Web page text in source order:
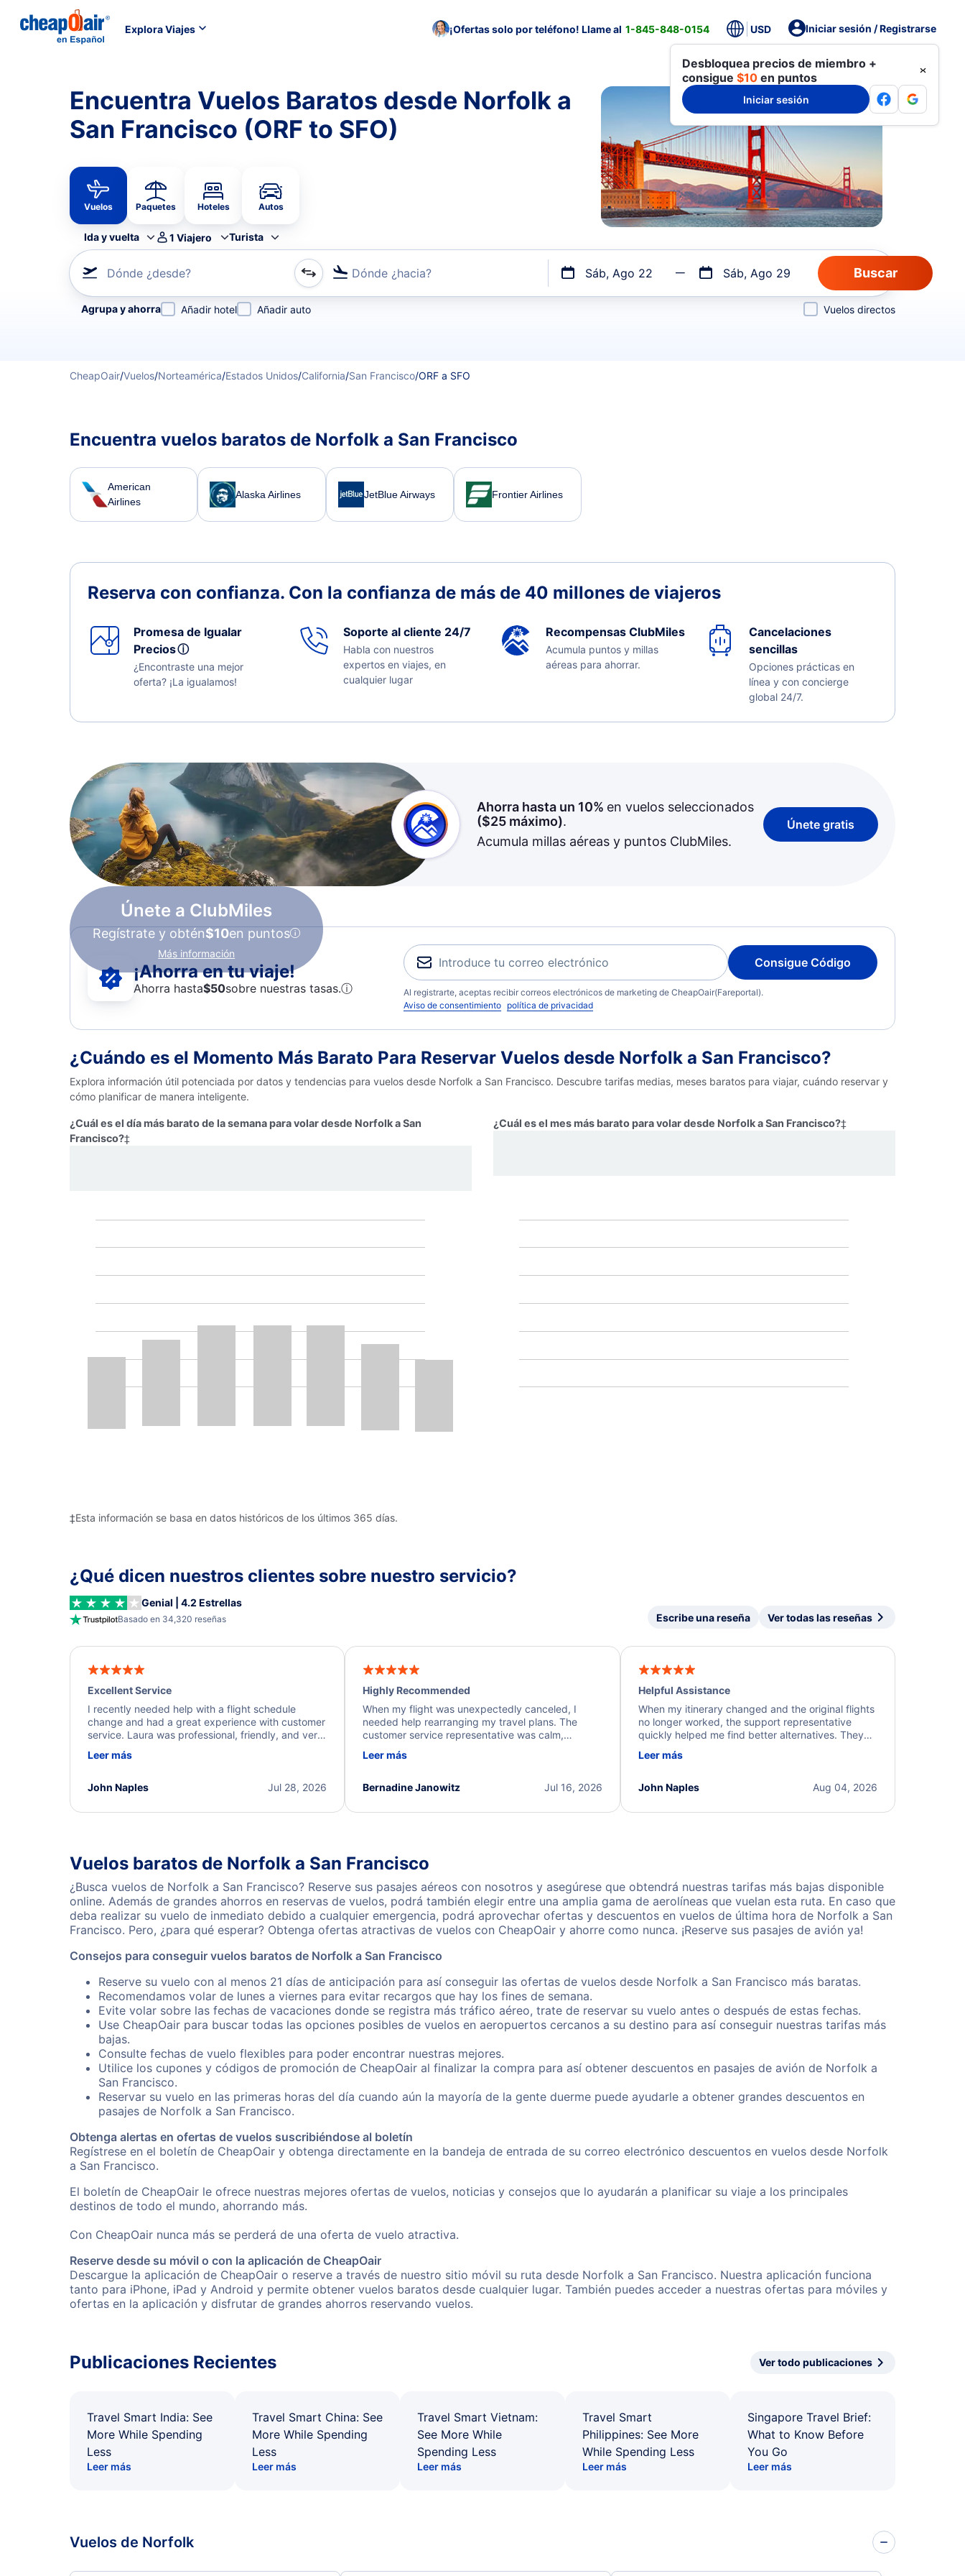
Explora Viajes ¡Ofertas solo por teléfono! Llame al 1-845-848-0154 USD Iniciar sesión / Registrarse
Desbloquea precios de miembro +
consigue $10 en puntos
Iniciar sesión
Encuentra Vuelos Baratos desde Norfolk a
San Francisco (ORF to SFO)
Vuelos Paquetes Hoteles Autos
Ida y vuelta 1 Viajero Turista
Dónde ¿desde? Dónde ¿hacia? Sáb, Ago 22 Sáb, Ago 29
Refina tu búsqueda por aerolínea, por ciudad o aeropuerto o por vuelos directos
Agrupa y ahorra Añadir hotel Añadir auto Vuelos directos
CheapOair/Vuelos/Norteamérica/Estados Unidos/California/San Francisco/ORF a SFO
Encuentra vuelos baratos de Norfolk a San Francisco
American
Airlines
Alaska Airlines JetBlue Airways Frontier Airlines
Reserva con confianza. Con la confianza de más de 40 millones de viajeros
Promesa de Igualar
Preciosⓘ
¿Encontraste una mejor
oferta? ¡La igualamos!
Soporte al cliente 24/7
Habla con nuestros
expertos en viajes, en
cualquier lugar
Recompensas ClubMiles
Acumula puntos y millas
aéreas para ahorrar.
Cancelaciones
sencillas
Opciones prácticas en
línea y con concierge
global 24/7.
Únete a ClubMiles
Regístrate y obtén$10en puntos
Más información
Ahorra hasta un 10% en vuelos seleccionados
($25máximo).
Acumula millas aéreas y puntos ClubMiles.
Únete gratis
¡Ahorra en tu viaje!
Ahorra hasta$50sobre nuestras tasas.ⓘ
Consigue Código
Al registrarte, aceptas recibir correos electrónicos de marketing de CheapOair(Fareportal).
Aviso de consentimiento política de privacidad
¿Cuándo es el Momento Más Barato Para Reservar Vuelos desde Norfolk a San Francisco?
Explora información útil potenciada por datos y tendencias para vuelos desde Norfolk a San Francisco. Descubre tarifas medias, meses baratos para viajar, cuándo reservar y
cómo planificar de manera inteligente.
¿Cuál es el día más barato de la semana para volar desde Norfolk a San
Francisco?‡
¿Cuál es el mes más barato para volar desde Norfolk a San Francisco?‡
‡Esta información se basa en datos históricos de los últimos 365 días.
¿Qué dicen nuestros clientes sobre nuestro servicio?
Genial | 4.2 Estrellas
Basado en 34,320 reseñas Escribe una reseña Ver todas las reseñas
Excellent Service
I recently needed help with a flight schedule
change and had a great experience with customer
service. Laura was professional, friendly, and very
a solution and kept me informed of the next steps.
Leer más
Jul 28, 2026
John Naples
Highly Recommended
When my flight was unexpectedly canceled, I
needed help rearranging my travel plans. The
customer service representative was calm,
process. They quickly found alternative flight
I truly appreciate the excellent support and
Leer más
Jul 16, 2026
Bernadine Janowitz
Helpful Assistance
When my itinerary changed and the original flights
no longer worked, the support representative
quickly helped me find better alternatives. They
beyond to resolve the issue. I'm grateful for the
Leer más
Aug 04, 2026
John Naples
Vuelos baratos de Norfolk a San Francisco
¿Busca vuelos de Norfolk a San Francisco? Reserve sus pasajes aéreos con nosotros y asegúrese que obtendrá nuestras tarifas más bajas disponible
online. Además de grandes ahorros en reservas de vuelos, podrá también elegir entre una amplia gama de aerolíneas que vuelan esta ruta. En caso que
deba realizar su vuelo de inmediato debido a cualquier emergencia, podrá aprovechar ofertas y descuentos en vuelos de última hora de Norfolk a San
Francisco. Pero, ¿para qué esperar? Obtenga ofertas atractivas de vuelos con CheapOair y ahorre como nunca. ¡Reserve sus pasajes de avión ya!
Consejos para conseguir vuelos baratos de Norfolk a San Francisco
Reserve su vuelo con al menos 21 días de anticipación para así conseguir las ofertas de vuelos desde Norfolk a San Francisco más baratas.
Recomendamos volar de lunes a viernes para evitar recargos que hay los fines de semana.
Evite volar sobre las fechas de vacaciones donde se registra más tráfico aéreo, trate de reservar su vuelo antes o después de estas fechas.
Use CheapOair para buscar todas las opciones posibles de vuelos en aeropuertos cercanos a su destino para así conseguir nuestras tarifas más
bajas.
Consulte fechas de vuelo flexibles para poder encontrar nuestras mejores.
Utilice los cupones y códigos de promoción de CheapOair al finalizar la compra para así obtener descuentos en pasajes de avión de Norfolk a
San Francisco.
Reservar su vuelo en las primeras horas del día cuando aún la mayoría de la gente duerme puede ayudarle a obtener grandes descuentos en
pasajes de Norfolk a San Francisco.
Obtenga alertas en ofertas de vuelos suscribiéndose al boletín
Regístrese en el boletín de CheapOair y obtenga directamente en la bandeja de entrada de su correo electrónico descuentos en vuelos desde Norfolk
a San Francisco.
El boletín de CheapOair le ofrece nuestras mejores ofertas de vuelos, noticias y consejos que lo ayudarán a planificar su viaje a los principales
destinos de todo el mundo, ahorrando más.
Con CheapOair nunca más se perderá de una oferta de vuelo atractiva.
Reserve desde su móvil o con la aplicación de CheapOair
Descargue la aplicación de CheapOair o reserve a través de nuestro sitio móvil su ruta desde Norfolk a San Francisco. Nuestra aplicación funciona
tanto para iPhone, iPad y Android y permite obtener vuelos baratos desde cualquier lugar. También puedes acceder a nuestras ofertas para móviles y
ofertas en la aplicación y disfrutar de grandes ahorros reservando vuelos.
Publicaciones Recientes Ver todo publicaciones
Travel Smart India: See
More While Spending
Less
Leer más
Travel Smart China: See
More While Spending
Less
Leer más
Travel Smart Vietnam:
See More While
Spending Less
Leer más
Travel Smart
Philippines: See More
While Spending Less
Leer más
Singapore Travel Brief:
What to Know Before
You Go
Leer más
Vuelos de Norfolk